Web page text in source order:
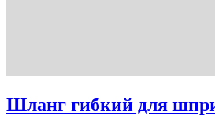
Шланг гибкий для